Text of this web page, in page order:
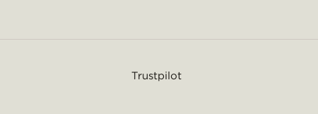
Trustpilot